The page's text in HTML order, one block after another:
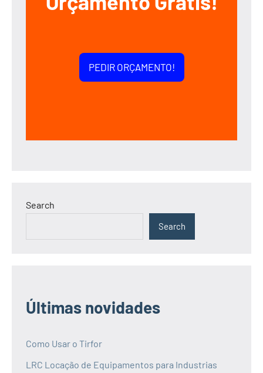
PEDIR ORÇAMENTO!
Search
Search
Últimas novidades
Como Usar o Tirfor
LRC Locação de Equipamentos para Industrias